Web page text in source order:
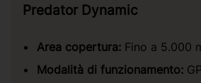
Predator Dynamic
Area copertura: Fino a 5.000
Modalità di funzionamento: